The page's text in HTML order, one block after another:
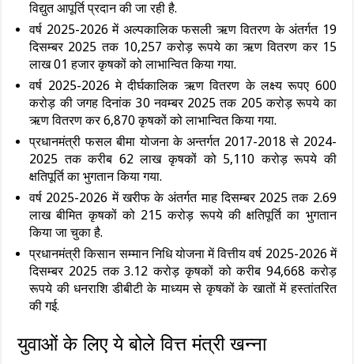
विद्युत आपूर्ति प्रदान की जा रही है.
वर्ष 2025-2026 में अल्पकालिक फसली ऋण वितरण के अंतर्गत 19
दिसम्बर 2025 तक 10,257 करोड़ रूपये का ऋण वितरण कर 15
लाख 01 हजार कृषकों को लाभान्वित किया गया.
वर्ष 2025-2026 मे दीर्घकालिक ऋण वितरण के लक्ष्य रूपए 600
करोड़ की जगह दिनांक 30 नवम्बर 2025 तक 205 करोड़ रूपये का
ऋण वितरण कर 6,870 कृषकों को लाभान्वित किया गया.
प्रधानमंत्री फसल बीमा योजना के अन्तर्गत 2017-2018 से 2024-
2025 तक करीब 62 लाख कृषकों को 5,110 करोड़ रूपये की
क्षतिपूर्ति का भुगतान किया गया.
वर्ष 2025-2026 में खरीफ के अंतर्गत माह दिसम्बर 2025 तक 2.69
लाख बीमित कृषकों को 215 करोड़ रूपये की क्षतिपूर्ति का भुगतान
किया जा चुका है.
प्रधानमंत्री किसान सम्मान निधि योजना में वित्तीय वर्ष 2025-2026 में
दिसम्बर 2025 तक 3.12 करोड़ कृषकों को करीब 94,668 करोड़
रूपये की धनराशि डीबीटी के माध्यम से कृषकों के खातों में हस्तांतरित
की गई.
युवाओं के लिए ये बोले वित्त मंत्री खन्‍ना